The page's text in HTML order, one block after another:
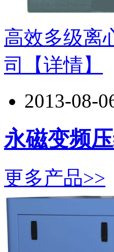
高效多级离
司
【详情】
2013-08-
永磁变频
更多产品>>